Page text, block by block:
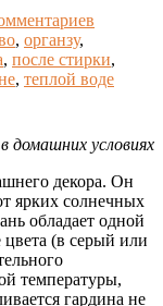
, органзу,
, после стирки,
, теплой воде
условиях
декора. Он
ярких солнечных
обладает одной
цвета (в серый или
температуры,
гардина не